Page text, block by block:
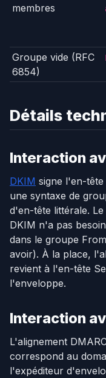
membres
Groupe vide (RFC
6854)
Détails
Interaction
DKIM signe l'en-
une syntaxe de
d'en-tête littérale. Le
DKIM n'a pas
dans le groupe
avoir). À la place,
revient à l'en-tête
l'enveloppe.
Interaction
L'alignement
correspond au
l'expéditeur